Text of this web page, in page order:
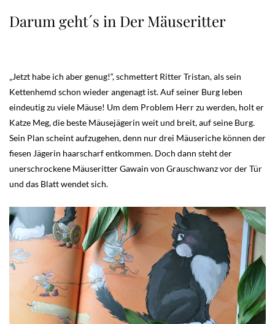
Darum geht´s in Der Mäuseritter
„Jetzt habe ich aber genug!“, schmettert Ritter Tristan, als sein
Kettenhemd schon wieder angenagt ist. Auf seiner Burg leben
eindeutig zu viele Mäuse! Um dem Problem Herr zu werden, holt er
Katze Meg, die beste Mäusejägerin weit und breit, auf seine Burg.
Sein Plan scheint aufzugehen, denn nur drei Mäuseriche können der
fiesen Jägerin haarscharf entkommen. Doch dann steht der
unerschrockene Mäuseritter Gawain von Grauschwanz vor der Tür
und das Blatt wendet sich.